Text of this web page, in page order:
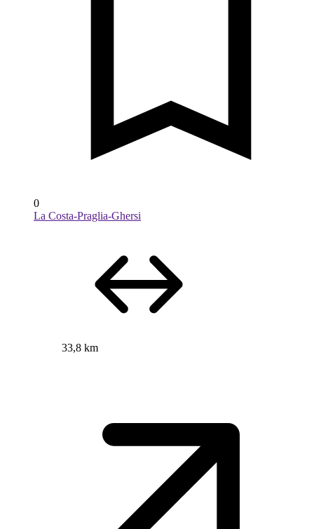
0
La Costa-Praglia-Ghersi
33,8 km